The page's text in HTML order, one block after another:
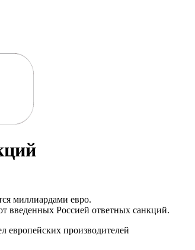
миллиардами евро.
введенных Россией ответных санкций.
европейских производителей